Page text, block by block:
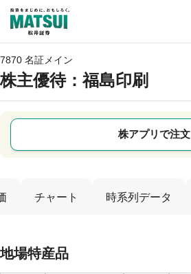
7870 名証メイン
株主優待：福島印刷
株アプリで注文
チャート 時系列データ
地場特産品